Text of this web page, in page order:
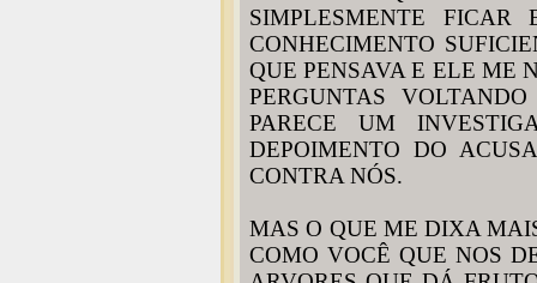
SIMPLESMENTE
CONHECIMENTO
QUE PENSAVA E ELE ME
PERGUNTAS
PARECE UM
DEPOIMENTO DO
CONTRA NÓS.
MAS O QUE ME DIXA
COMO VOCÊ QUE NOS